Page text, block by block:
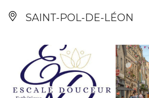
SAINT-POL-DE-LÉON